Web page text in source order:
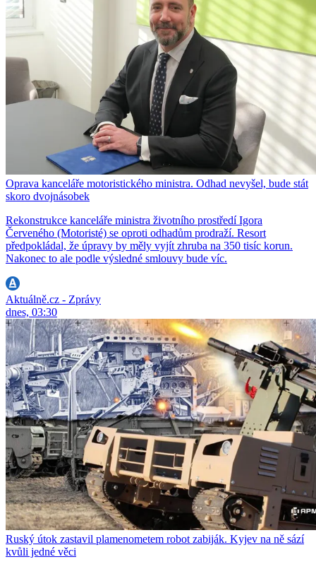
Oprava kanceláře motoristického ministra. Odhad nevyšel, bude stát
skoro dvojnásobek
Rekonstrukce kanceláře ministra životního prostředí Igora
Červeného (Motoristé) se oproti odhadům prodraží. Resort
předpokládal, že úpravy by měly vyjít zhruba na 350 tisíc korun.
Nakonec to ale podle výsledné smlouvy bude víc.
Aktuálně.cz - Zprávy
dnes, 03:30
Ruský útok zastavil plamenometem robot zabiják. Kyjev na ně sází
kvůli jedné věci